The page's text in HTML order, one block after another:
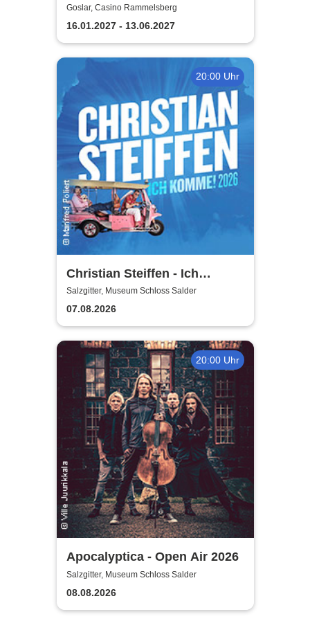
Polterabendkiller
Goslar, Casino Rammelsberg
16.01.2027 - 13.06.2027
20:00 Uhr
Christian Steiffen - Ich
komme! 2026
Salzgitter, Museum Schloss Salder
07.08.2026
20:00 Uhr
Apocalyptica - Open Air 2026
Salzgitter, Museum Schloss Salder
08.08.2026